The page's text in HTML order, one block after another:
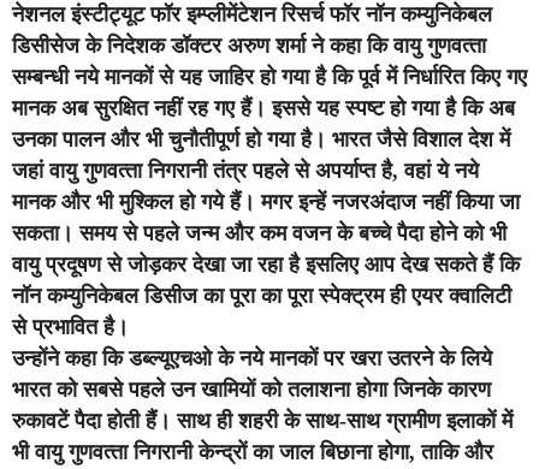
नेशनल इंस्‍टीट्यूट फॉर इम्‍प्‍लीमेंटेशन रिसर्च फॉर नॉन कम्‍युनिकेबल
डिसीसेज के निदेशक डॉक्टर अरुण शर्मा ने कहा कि वायु गुणवत्‍ता
सम्‍बन्‍धी नये मानकों से यह जाहिर हो गया है कि पूर्व में निर्धारित किए गए
मानक अब सुरक्षित नहीं रह गए हैं। इससे यह स्‍पष्‍ट हो गया है कि अब
उनका पालन और भी चुनौतीपूर्ण हो गया है। भारत जैसे विशाल देश में
जहां वायु गुणवत्‍ता निगरानी तंत्र पहले से अपर्याप्‍त है, वहां ये नये
मानक और भी मुश्किल हो गये हैं। मगर इन्‍हें नजरअंदाज नहीं किया जा
सकता। समय से पहले जन्म और कम वजन के बच्चे पैदा होने को भी
वायु प्रदूषण से जोड़कर देखा जा रहा है इसलिए आप देख सकते हैं कि
नॉन कम्युनिकेबल डिसीज का पूरा का पूरा स्पेक्ट्रम ही एयर क्वालिटी
से प्रभावित है।
उन्‍होंने कहा कि डब्‍ल्‍यूएचओ के नये मानकों पर खरा उतरने के लिये
भारत को सबसे पहले उन खामियों को तलाशना होगा जिनके कारण
रुकावटें पैदा होती हैं। साथ ही शहरी के साथ-साथ ग्रामीण इलाकों में
भी वायु गुणवत्‍ता निगरानी केन्‍द्रों का जाल बिछाना होगा, ताकि और